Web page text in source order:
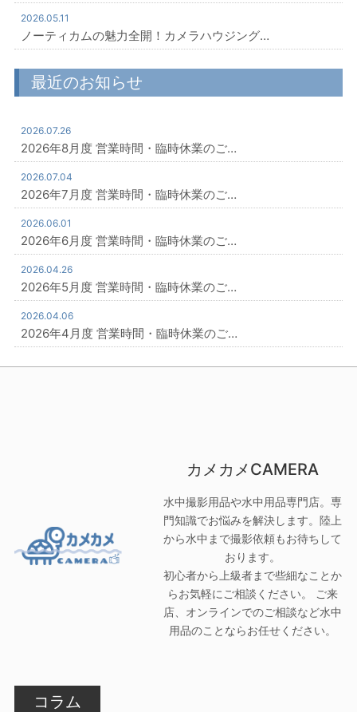
2026.05.11
ノーティカムの魅力全開！カメラハウジング…
最近のお知らせ
2026.07.26
2026年8月度 営業時間・臨時休業のご…
2026.07.04
2026年7月度 営業時間・臨時休業のご…
2026.06.01
2026年6月度 営業時間・臨時休業のご…
2026.04.26
2026年5月度 営業時間・臨時休業のご…
2026.04.06
2026年4月度 営業時間・臨時休業のご…
カメカメCAMERA
水中撮影用品や水中用品専門店。専
門知識でお悩みを解決します。陸上
から水中まで撮影依頼もお待ちして
おります。
初心者から上級者まで些細なことか
らお気軽にご相談ください。 ご来
店、オンラインでのご相談など水中
用品のことならお任せください。
コラム